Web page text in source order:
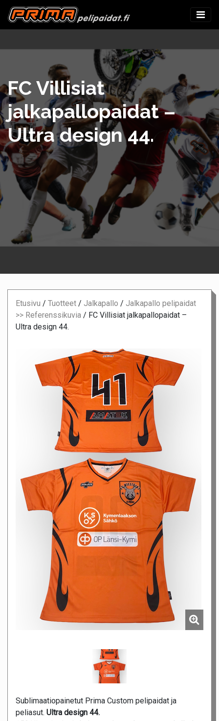
FC Villisiat
jalkapallopaidat –
Ultra design 44.
Etusivu / Tuotteet / Jalkapallo / Jalkapallo pelipaidat
>> Referenssikuvia / FC Villisiat jalkapallopaidat –
Ultra design 44.
Sublimaatiopainetut Prima Custom pelipaidat ja
peliasut. Ultra design 44.